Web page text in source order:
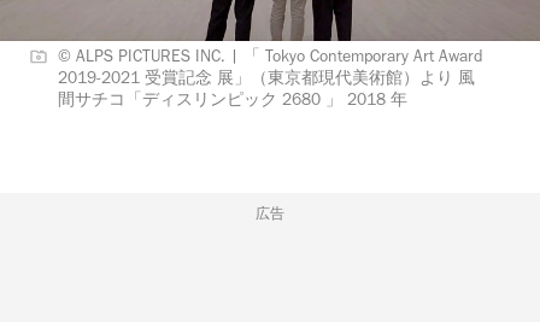
© ALPS PICTURES INC. | 「 Tokyo Contemporary Art Award
2019-2021 受賞記念 展」（東京都現代美術館）より 風
間サチコ「ディスリンピック 2680 」 2018 年
広告